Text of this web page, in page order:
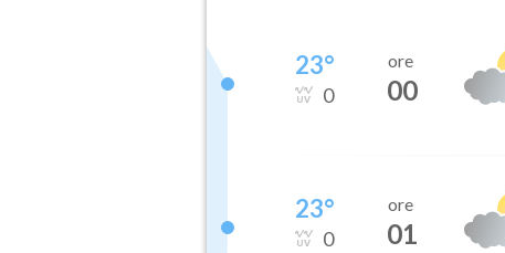
23°
0
ore
00
23°
0
ore
01